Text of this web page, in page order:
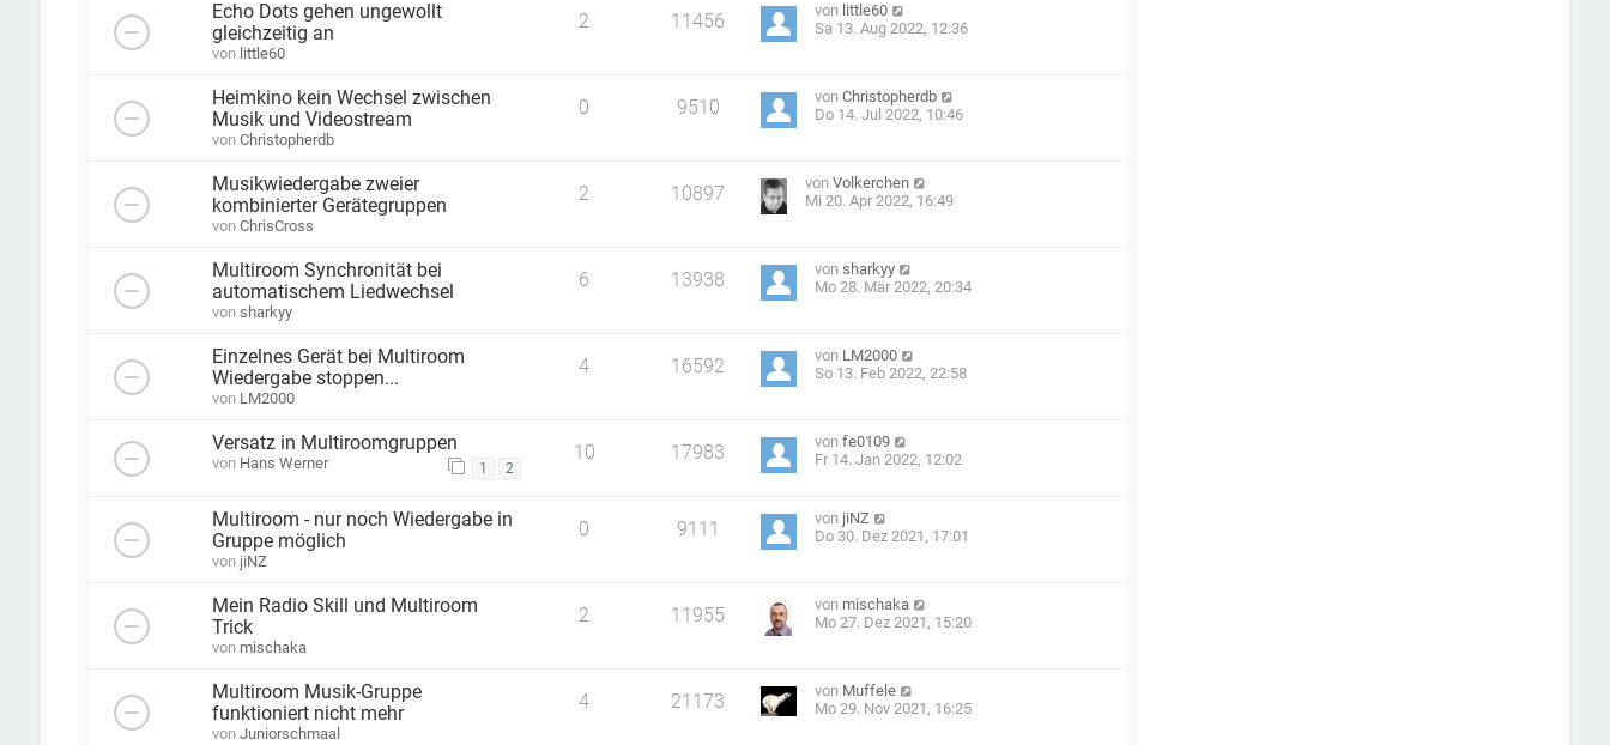
Echo Dots gehen ungewollt
gleichzeitig an
von little60
2 11456
von little60
Sa 13. Aug 2022, 12:36
Heimkino kein Wechsel zwischen
Musik und Videostream
von Christopherdb
0 9510
vonChristopherdb
Do 14. Jul 2022, 10:46
Musikwiedergabe zweier
kombinierter Gerätegruppen
von ChrisCross
2 10897
vonVolkerchen
Mi 20. Apr 2022, 16:49
Multiroom Synchronität bei
automatischem Liedwechsel
von sharkyy
6 13938
vonsharkyy
Mo 28. Mär 2022, 20:34
Einzelnes Gerät bei Multiroom
Wiedergabe stoppen...
von LM2000
4 16592
von LM2000
So 13. Feb 2022, 22:58
Versatz in Multiroomgruppen
von Hans Werner 1 2
10 17983
vonfe0109
Fr 14. Jan 2022, 12:02
Multiroom - nur noch Wiedergabe in
Gruppe möglich
von jiNZ
0 9111
von jiNZ
Do 30. Dez 2021, 17:01
Mein Radio Skill und Multiroom
Trick
von mischaka
2 11955
von mischaka
Mo 27. Dez 2021, 15:20
Multiroom Musik-Gruppe
funktioniert nicht mehr
von Juniorschmaal
4 21173
von Muffele
Mo 29. Nov 2021, 16:25